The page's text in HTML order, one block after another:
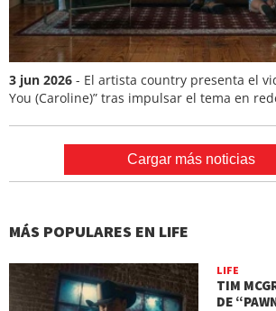
3 jun 2026 - El artista country presenta el
You (Caroline)” tras impulsar el tema en
Cargar más noticias
MÁS POPULARES EN LIFE
LIFE
TIM
DE